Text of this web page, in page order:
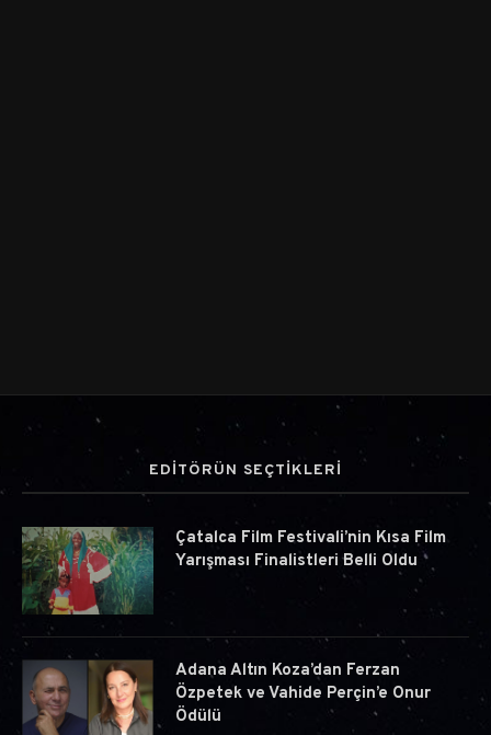
EDİTÖRÜN SEÇTİKLERİ
Çatalca Film Festivali’nin Kısa Film
Yarışması Finalistleri Belli Oldu
Adana Altın Koza’dan Ferzan
Özpetek ve Vahide Perçin’e Onur
Ödülü